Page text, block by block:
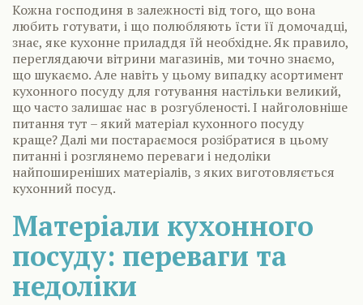
Кожна господиня в залежності від того, що вона
любить готувати, і що полюбляють їсти її домочадці,
знає, яке кухонне приладдя їй необхідне. Як правило,
переглядаючи вітрини магазинів, ми точно знаємо,
що шукаємо. Але навіть у цьому випадку асортимент
кухонного посуду для готування настільки великий,
що часто залишає нас в розгубленості. І найголовніше
питання тут – який матеріал кухонного посуду
краще? Далі ми постараємося розібратися в цьому
питанні і розглянемо переваги і недоліки
найпоширеніших матеріалів, з яких виготовляється
кухонний посуд.
Матеріали кухонного
посуду: переваги та
недоліки